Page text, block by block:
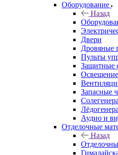
Оборудование
Назад
Двери
Дровяные
Пульты
Защитные
Освещение
Запасные
Аудио и
Отделочные
Назад